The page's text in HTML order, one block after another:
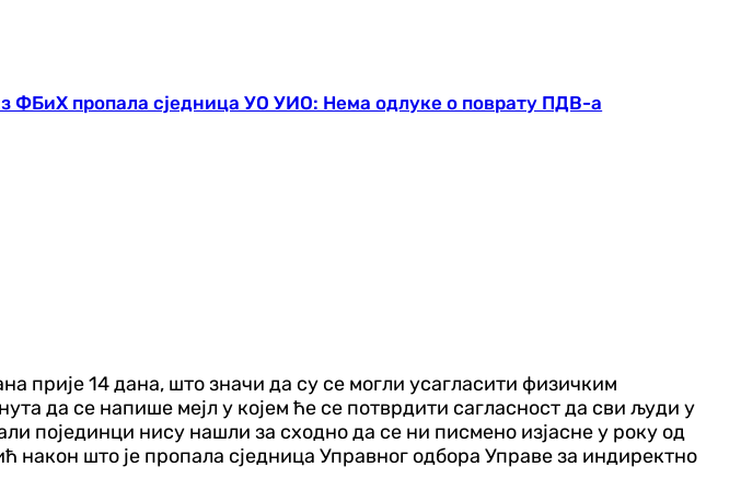
ФБиХ пропала сједница УО УИО: Нема одлуке о поврату ПДВ-а
прије 14 дана, што значи да су се могли усагласити физичким
да се напише мејл у којем ће се потврдити сагласност да сви људи у
појединци нису нашли за сходно да се ни писмено изјасне у року од
након што је пропала сједница Управног одбора Управе за индиректно